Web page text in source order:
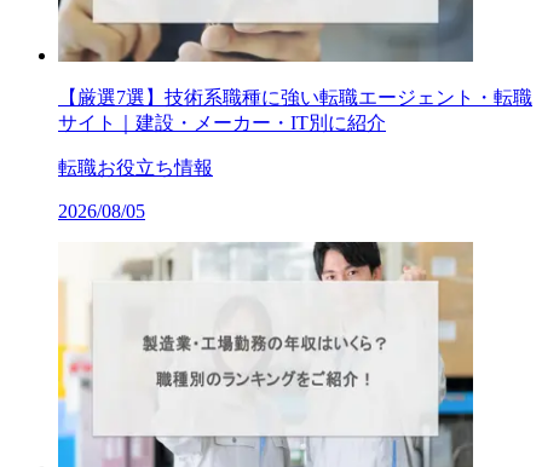
【厳選7選】技術系職種に強い転職エージェント・転職
サイト｜建設・メーカー・IT別に紹介
転職お役立ち情報
2026/08/05